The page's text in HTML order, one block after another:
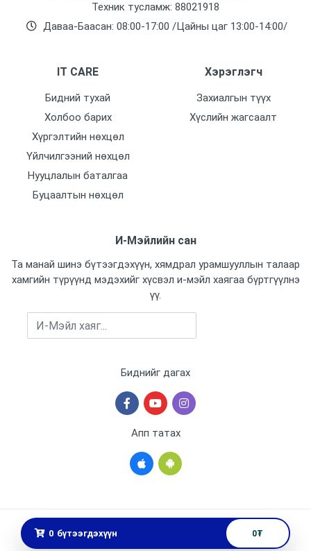
Техник тусламж: 88021918
Даваа-Баасан: 08:00-17:00 /Цайны цаг 13:00-14:00/
IT CARE
Бидний тухай
Холбоо барих
Хүргэлтийн нөхцөл
Үйлчилгээний нөхцөл
Нууцлалын баталгаа
Буцаалтын нөхцөл
Хэрэглэгч
Захиалгын түүх
Хүслийн жагсаалт
И-Мэйлийн сан
Та манай шинэ бүтээгдэхүүн, хямдрал урамшууллын талаар
хамгийн түрүүнд мэдэхийг хүсвэл и-мэйл хаягаа бүртгүүлнэ
үү.
Биднийг дагах
Апп татах
Бүх эрх хуулиар хамгаалагдсан © 2025 АЙ ТИ КЭЙР ХХК
0 бүтээгдэхүүн 0₮